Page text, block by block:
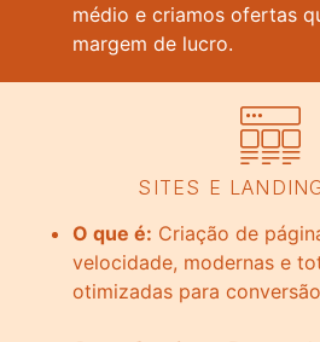
médio e criamos ofertas
margem de lucro.
SITES E
O que é: Criação de
velocidade, modernas e
otimizadas para